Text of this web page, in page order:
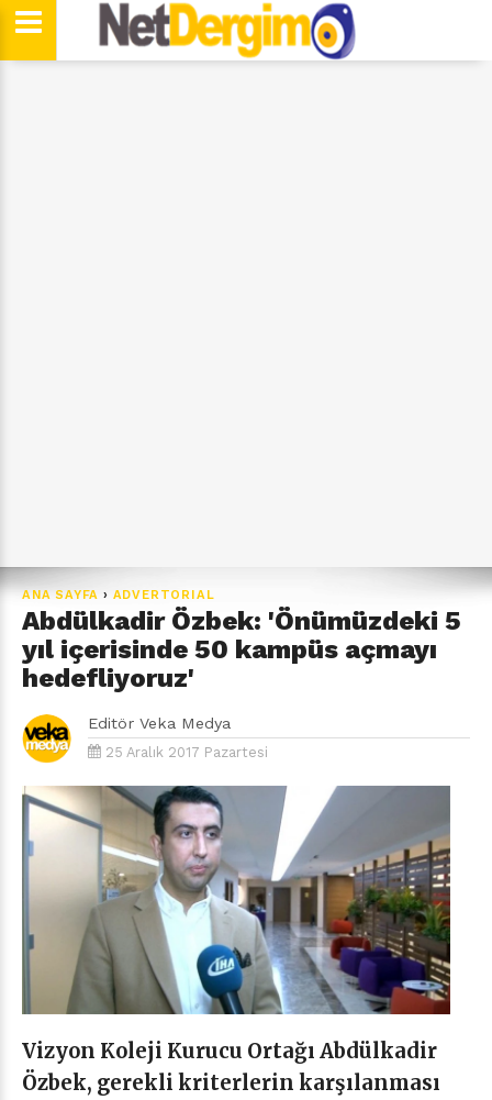
ANA SAYFA › ADVERTORIAL
Abdülkadir Özbek: 'Önümüzdeki 5
yıl içerisinde 50 kampüs açmayı
hedefliyoruz'
Editör Veka Medya
25 Aralık 2017 Pazartesi
Vizyon Koleji Kurucu Ortağı Abdülkadir
Özbek, gerekli kriterlerin karşılanması